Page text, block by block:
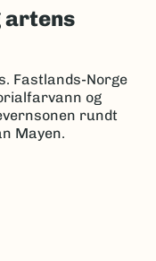
artens
Fastlands-Norge
og
rundt
Mayen.